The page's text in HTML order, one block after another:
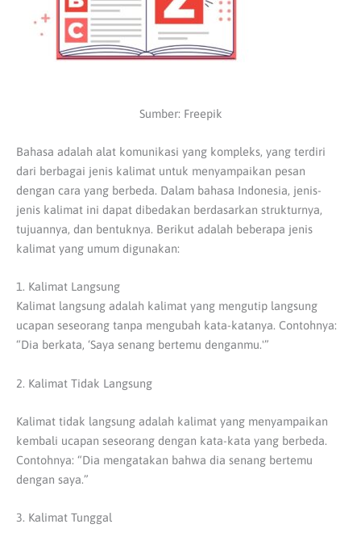
Sumber: Freepik
Bahasa adalah alat komunikasi yang kompleks, yang terdiri
dari berbagai jenis kalimat untuk menyampaikan pesan
dengan cara yang berbeda. Dalam bahasa Indonesia, jenis-
jenis kalimat ini dapat dibedakan berdasarkan strukturnya,
tujuannya, dan bentuknya. Berikut adalah beberapa jenis
kalimat yang umum digunakan:
1. Kalimat Langsung
Kalimat langsung adalah kalimat yang mengutip langsung
ucapan seseorang tanpa mengubah kata-katanya. Contohnya:
“Dia berkata, ‘Saya senang bertemu denganmu.'”
2. Kalimat Tidak Langsung
Kalimat tidak langsung adalah kalimat yang menyampaikan
kembali ucapan seseorang dengan kata-kata yang berbeda.
Contohnya: “Dia mengatakan bahwa dia senang bertemu
dengan saya.”
3. Kalimat Tunggal